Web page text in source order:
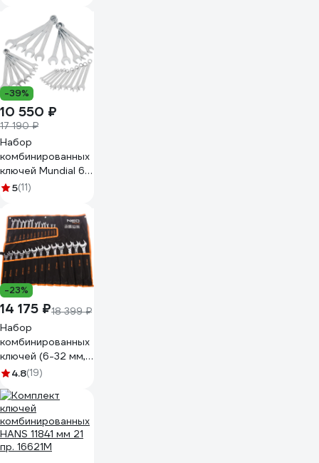
-39%
10 550 ₽
17 190 ₽
Набор
комбинированных
ключей Mundial 6-
32 мм, 25 шт.
5(11)
-23%
14 175 ₽18 399 ₽
Набор
комбинированных
ключей (6-32 мм,
26 штук) NEO
4.8(19)